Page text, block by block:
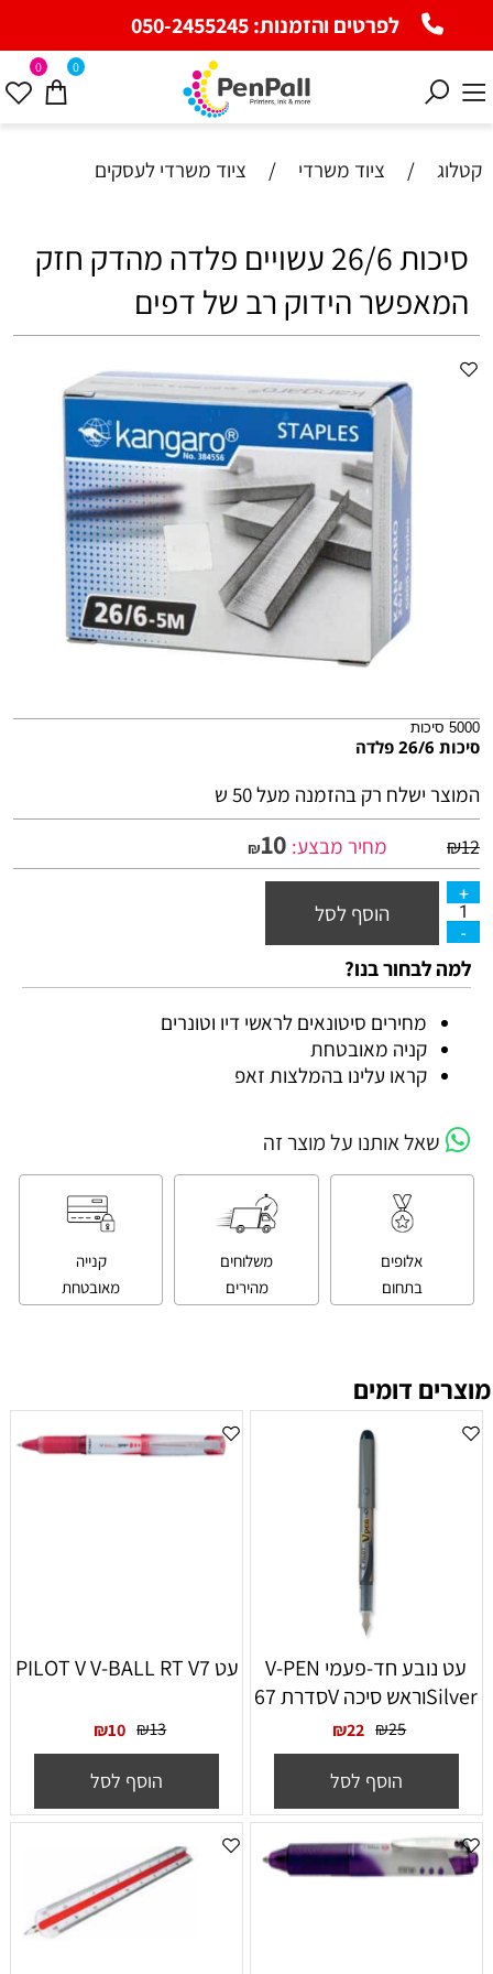
לפרטים והזמנות:050-2455245
0 0
קטלוג / ציוד משרדי / ציוד משרדי לעסקים
סיכות 26/6 עשויים פלדה מהדק חזק
המאפשר הידוק רב של דפים
5000 סיכות
סיכות 26/6 פלדה
המוצר ישלח רק בהזמנה מעל 50 ש
₪12 מחיר מבצע: ₪10
הוסף לסל
למה לבחור בנו?
מחירים סיטונאים לראשי דיו וטונרים
קניה מאובטחת
קראו עלינו בהמלצות זאפ
שאל אותנו על מוצר זה
אלופים
בתחום
משלוחים
מהירים
קנייה
מאובטחת
מוצרים דומים
עט נובע חד-פעמי V-PEN
Silverוראש סיכה Vסדרת 67
₪25
₪22
הוסף לסל
עט PILOT V V-BALL RT V7
₪13
₪10
הוסף לסל